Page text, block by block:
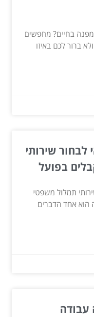
בחיים? מחפשים
ברור לכם באיזו
שירותי
בפועל
תמלול משפטי
הוא אחד הדברים
עבודה